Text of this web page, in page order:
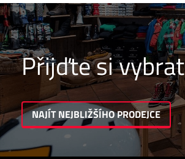
Přijďte si vybrat
NAJÍT NEJBLIŽŠÍHO PRODEJCE